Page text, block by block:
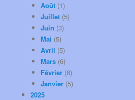
Août (1)
Juillet (5)
Juin (3)
Mai (5)
Avril (5)
Mars (6)
Février (8)
Janvier (5)
2025